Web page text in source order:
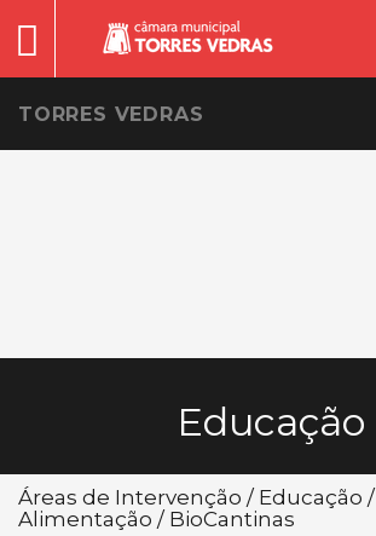
TORRES VEDRAS
Educação
Áreas de Intervenção / Educação
Alimentação / BioCantinas